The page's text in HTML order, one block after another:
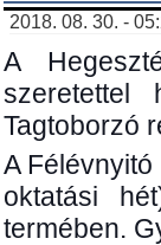
2018. 08. 30. -
A
szeretettel
Tagtoborzó
A
oktatási
termében.